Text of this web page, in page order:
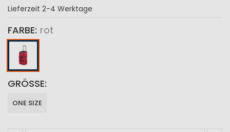
Lieferzeit 2-4 Werktage
FARBE rot
GRÖSSE
ONE SIZE